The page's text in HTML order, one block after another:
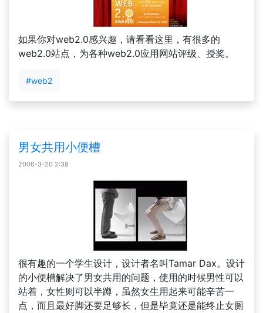
如果你对web2.0感兴趣，请看看这里，有很多的
web2.0站点，为各种web2.0应用网站评级、授奖。
#web2
男女共用小便槽
2006-3-20 2:38
很有趣的一个学生设计，设计者名叫Tamar Dax。设计
的小便槽解决了男女共用的问题，使用的时候男性可以
站着，女性则可以半蹲，虽然女生用起来可能辛苦一
点，而且最好脚还要足够长，但是毕竟还是能终止女厕